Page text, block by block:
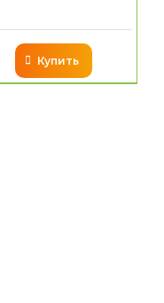
Купить